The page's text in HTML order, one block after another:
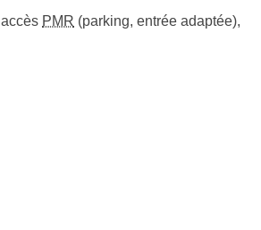
accès PMR (parking, entrée adaptée),